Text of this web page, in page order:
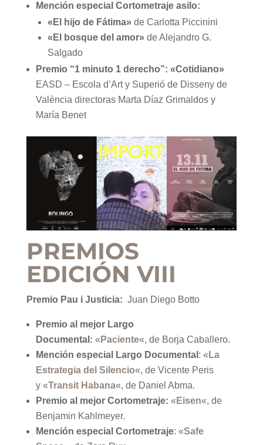
Mención especial Cortometraje asilo:
«El hijo de Fátima» de Carlotta Piccinini
«El bosque del amor» de Alejandro G.
Salgado
Premio “1 minuto 1 derecho”: «Cotidiano»
EASD – Escola d’Art y Superió de Disseny de
València directoras Marta Díaz Grimaldos y
María Benet
PREMIOS
EDICIÓN VIII
Premio Pau i Justicia: Juan Diego Botto
Premio al mejor Largo
Documental: « Paciente«, de Borja Caballero.
Mención especial Largo Documental : « La
Estrategia del Silencio«, de Vicente Peris
y «Transit Habana«, de Daniel Abma.
Premio al mejor Cortometraje: « Eisen«, de
Benjamin Kahlmeyer.
Mención especial Cortometraje: «Safe